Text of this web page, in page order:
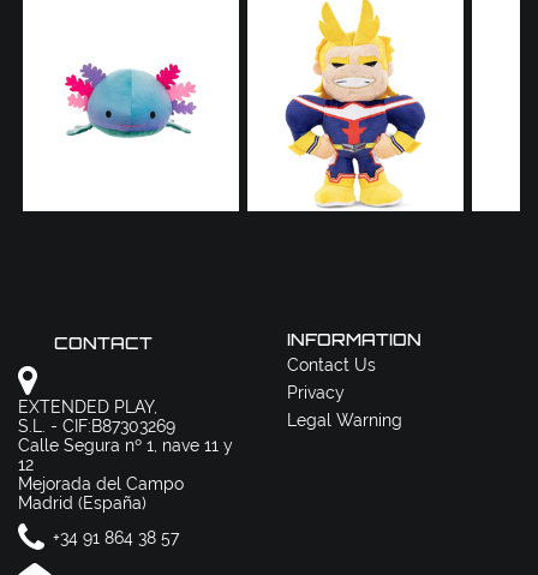
CONTACT
EXTENDED PLAY,
S.L. - CIF:B87303269
Calle Segura nº 1, nave 11 y
12
Mejorada del Campo
Madrid (España)
+34 91 864 38 57
INFORMATION
Contact Us
Privacy
Legal Warning